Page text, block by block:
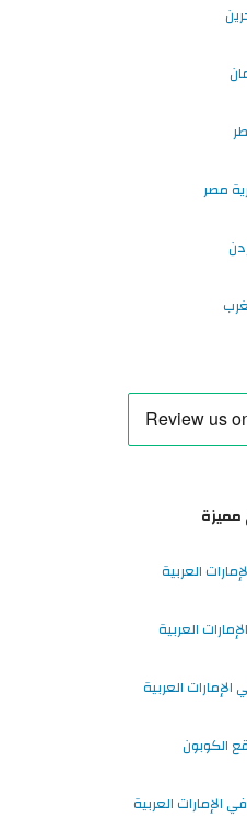
مصر
العربية
العربية
العربية
الكوبون
الإمارات العربية